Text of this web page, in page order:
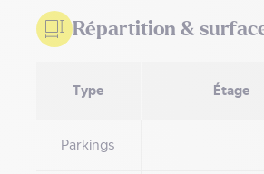
Répartition &
Type Étage
Parkings